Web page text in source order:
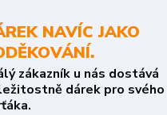
NAVÍC JAKO
zákazník u nás dostává
dárek pro svého